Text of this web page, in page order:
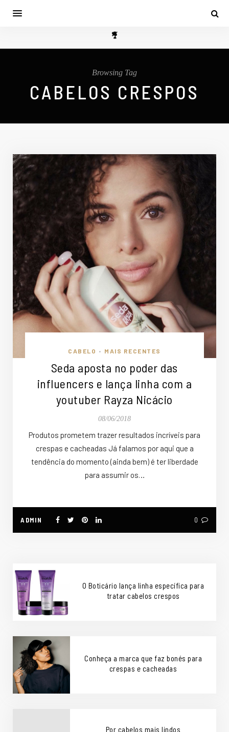
Browsing Tag
CABELOS CRESPOS
CABELO • MAIS RECENTES
Seda aposta no poder das
influencers e lança linha com a
youtuber Rayza Nicácio
08/06/2018
Produtos prometem trazer resultados incríveis para
crespas e cacheadas Já falamos por aqui que a
tendência do momento (ainda bem) é ter liberdade
para assumir os…
ADMIN 0
O Boticário lança linha específica para
tratar cabelos crespos
Conheça a marca que faz bonés para
crespas e cacheadas
Por cabelos mais lindos